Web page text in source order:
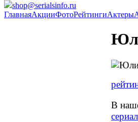
shop@serialsinfo.ru
ГлавнаяАкцииФотоРейтингиАктеры
В